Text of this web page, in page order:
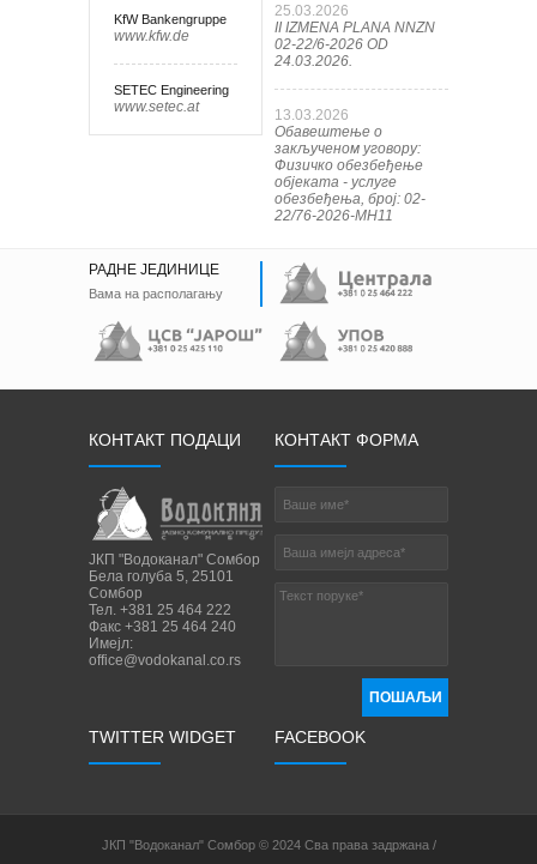
KfW Bankengruppe
www.kfw.de
SETEC Engineering
www.setec.at
25.03.2026
II IZMENA PLANA NNZN
02-22/6-2026 OD
24.03.2026.
13.03.2026
Обавештење о
закљученом уговору:
Физичко обезбеђење
објеката - услуге
обезбеђења, број: 02-
22/76-2026-МН11
РАДНЕ ЈЕДИНИЦЕ
Вама на располагању
КОНТАКТ ПОДАЦИ
ЈКП "Водоканал" Сомбор
Бела голуба 5, 25101
Сомбор
Тел. +381 25 464 222
Факс +381 25 464 240
Имејл:
office@vodokanal.co.rs
КОНТАКТ ФОРМА
ПОШАЉИ
TWITTER WIDGET FACEBOOK
ЈКП "Водоканал" Сомбор © 2024 Сва права задржана /